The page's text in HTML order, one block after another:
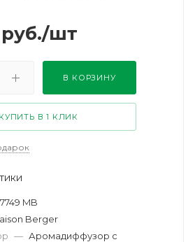
руб./шт
В КОРЗИНУ
КУПИТЬ В 1 КЛИК
7749 MB
Berger
— Аромадиффузор с